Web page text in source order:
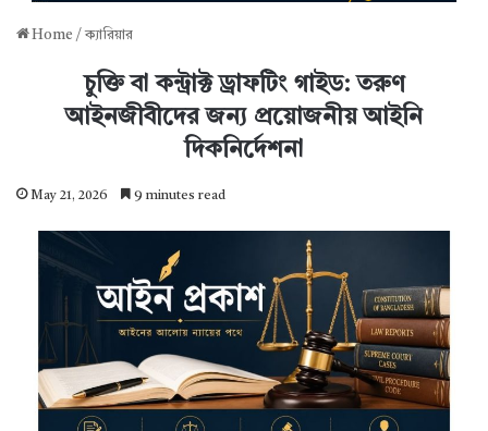
Home / ক্যারিয়ার
চুক্তি বা কন্ট্রাক্ট ড্রাফটিং গাইড: তরুণ
আইনজীবীদের জন্য প্রয়োজনীয় আইনি
দিকনির্দেশনা
May 21, 2026 9 minutes read